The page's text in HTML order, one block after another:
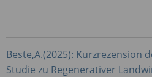
Beste,A.(2025): Kurzrezension
Studie zu Regenerativer